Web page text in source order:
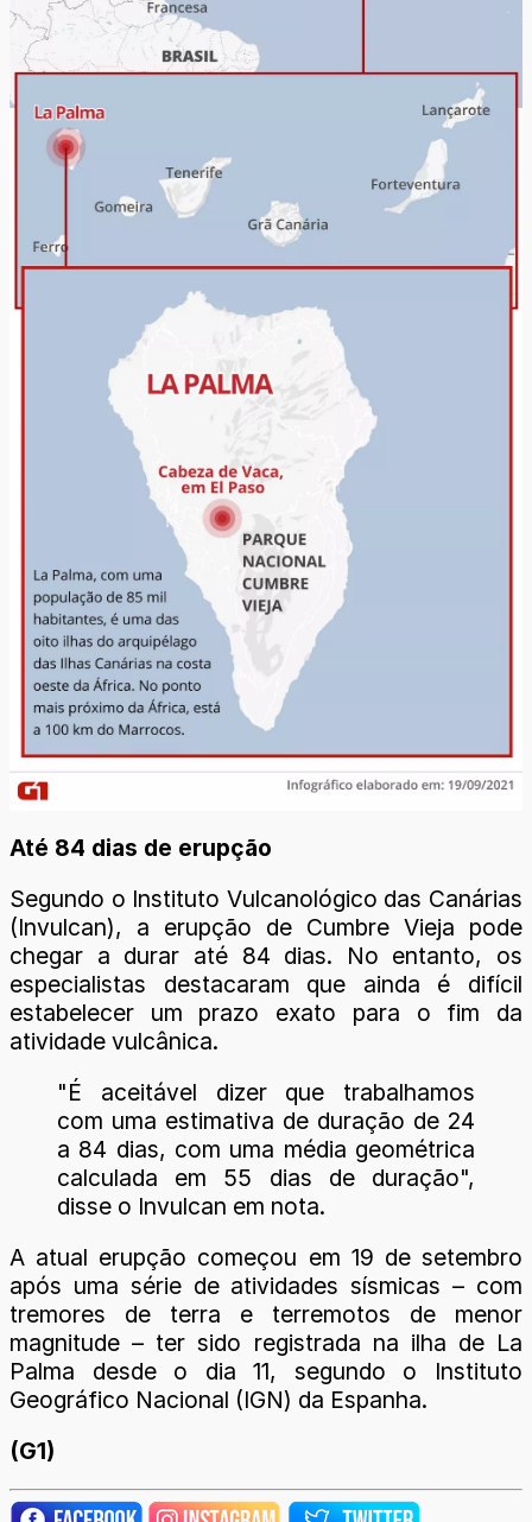
Até 84 dias de erupção
Segundo o Instituto Vulcanológico das Canárias
(Invulcan), a erupção de Cumbre Vieja pode
chegar a durar até 84 dias. No entanto, os
especialistas destacaram que ainda é difícil
estabelecer um prazo exato para o fim da
atividade vulcânica.
"É aceitável dizer que trabalhamos
com uma estimativa de duração de 24
a 84 dias, com uma média geométrica
calculada em 55 dias de duração",
disse o Invulcan em nota.
A atual erupção começou em 19 de setembro
após uma série de atividades sísmicas – com
tremores de terra e terremotos de menor
magnitude – ter sido registrada na ilha de La
Palma desde o dia 11, segundo o Instituto
Geográfico Nacional (IGN) da Espanha.
(G1)